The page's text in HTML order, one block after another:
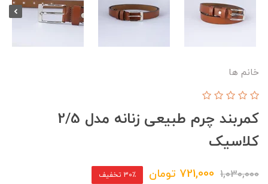
خانم ها
کمربند چرم طبیعی زنانه مدل 2/5
کلاسیک
1,030,000
721,000 تومان 30٪ تخفیف